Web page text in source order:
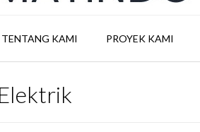
TENTANG KAMI PROYEK KAMI